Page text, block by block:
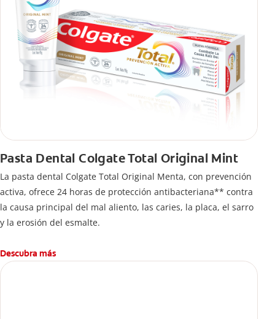
Pasta Dental Colgate Total Original Mint
La pasta dental Colgate Total Original Menta, con prevención
activa, ofrece 24 horas de protección antibacteriana** contra
la causa principal del mal aliento, las caries, la placa, el sarro
y la erosión del esmalte.
Descubra más